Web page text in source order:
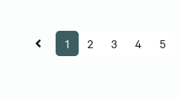
1 2 3 4 5